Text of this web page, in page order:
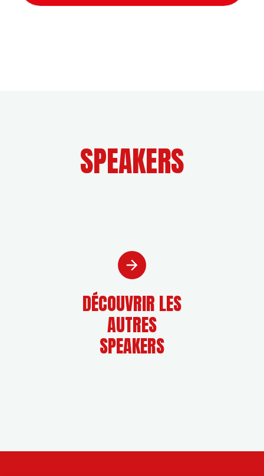
SPEAKERS
DÉCOUVRIR LES
AUTRES
SPEAKERS